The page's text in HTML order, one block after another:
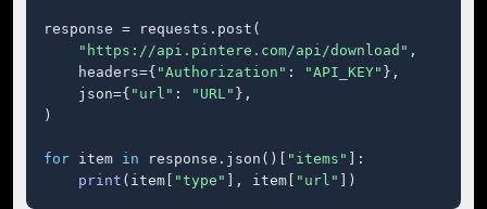
response = requests.post(
"https://api.pintere.com/api/download" ,
    headers={
"Authorization" : "API_KEY" },
    json={
"url" : "URL" },
)
for item in response.json()[ "items"
]:
print (item[ "type" ], item[ "url" ])